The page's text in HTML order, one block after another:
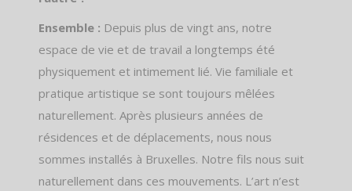
Ensemble : Depuis plus de vingt ans, notre
espace de vie et de travail a longtemps été
physiquement et intimement lié. Vie familiale et
pratique artistique se sont toujours mêlées
naturellement. Après plusieurs années de
résidences et de déplacements, nous nous
sommes installés à Bruxelles. Notre fils nous suit
naturellement dans ces mouvements. L’art n’est